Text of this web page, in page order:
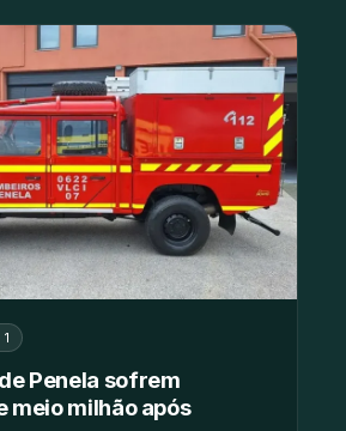
Penela sofrem
meio milhão após